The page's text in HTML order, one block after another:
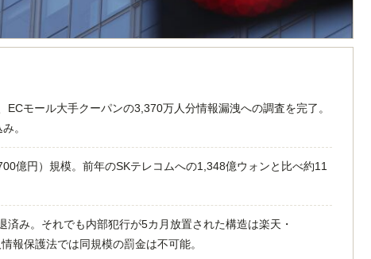
モール大手クーパンの3,370万人分情報漏洩への調査を完了。
。
億円）規模。前年のSKテレコムへの1,348億ウォンと比べ約11
み。それでも内部犯行が5カ月放置された構造は楽天・
報保護法では同規模の罰金は不可能。